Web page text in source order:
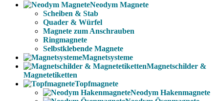
Neodym Magnete
Scheiben & Stab
Quader & Würfel
Magnete zum Anschrauben
Ringmagnete
Selbstklebende Magnete
Magnetsysteme
Magnetschilder &
Magnetetiketten
Topfmagnete
Neodym Hakenmagnete